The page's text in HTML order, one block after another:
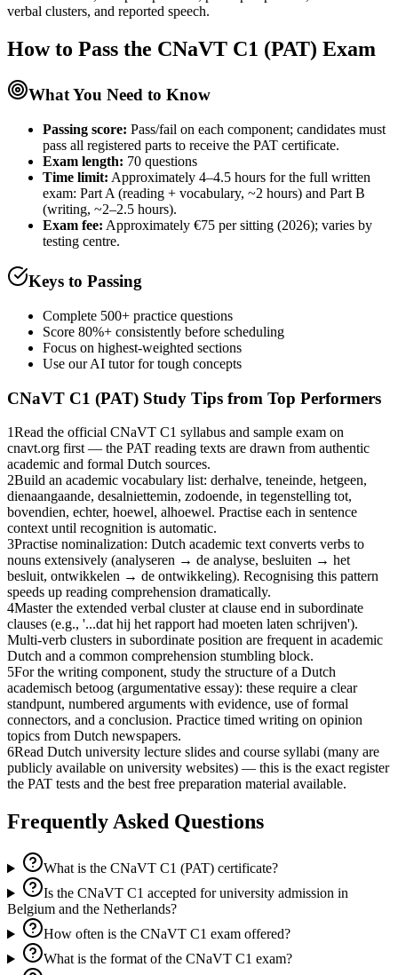
verbal clusters, and reported speech.
How to Pass the CNaVT C1 (PAT) Exam
What You Need to Know
Passing score: Pass/fail on each component; candidates must
pass all registered parts to receive the PAT certificate.
Exam length: 70 questions
Time limit: Approximately 4–4.5 hours for the full written
exam: Part A (reading + vocabulary, ~2 hours) and Part B
(writing, ~2–2.5 hours).
Exam fee: Approximately €75 per sitting (2026); varies by
testing centre.
Keys to Passing
Complete 500+ practice questions
Score 80%+ consistently before scheduling
Focus on highest-weighted sections
Use our AI tutor for tough concepts
CNaVT C1 (PAT) Study Tips from Top Performers
1Read the official CNaVT C1 syllabus and sample exam on
cnavt.org first — the PAT reading texts are drawn from authentic
academic and formal Dutch sources.
2Build an academic vocabulary list: derhalve, teneinde, hetgeen,
dienaangaande, desalniettemin, zodoende, in tegenstelling tot,
bovendien, echter, hoewel, alhoewel. Practise each in sentence
context until recognition is automatic.
3Practise nominalization: Dutch academic text converts verbs to
nouns extensively (analyseren → de analyse, besluiten → het
besluit, ontwikkelen → de ontwikkeling). Recognising this pattern
speeds up reading comprehension dramatically.
4Master the extended verbal cluster at clause end in subordinate
clauses (e.g., '...dat hij het rapport had moeten laten schrijven').
Multi-verb clusters in subordinate position are frequent in academic
Dutch and a common comprehension stumbling block.
5For the writing component, study the structure of a Dutch
academisch betoog (argumentative essay): these require a clear
standpunt, numbered arguments with evidence, use of formal
connectors, and a conclusion. Practice timed writing on opinion
topics from Dutch newspapers.
6Read Dutch university lecture slides and course syllabi (many are
publicly available on university websites) — this is the exact register
the PAT tests and the best free preparation material available.
Frequently Asked Questions
What is the CNaVT C1 (PAT) certificate?
Is the CNaVT C1 accepted for university admission in
Belgium and the Netherlands?
How often is the CNaVT C1 exam offered?
What is the format of the CNaVT C1 exam?